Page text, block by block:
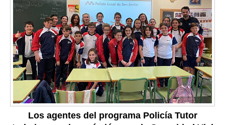
Los agentes del programa Policía Tutor